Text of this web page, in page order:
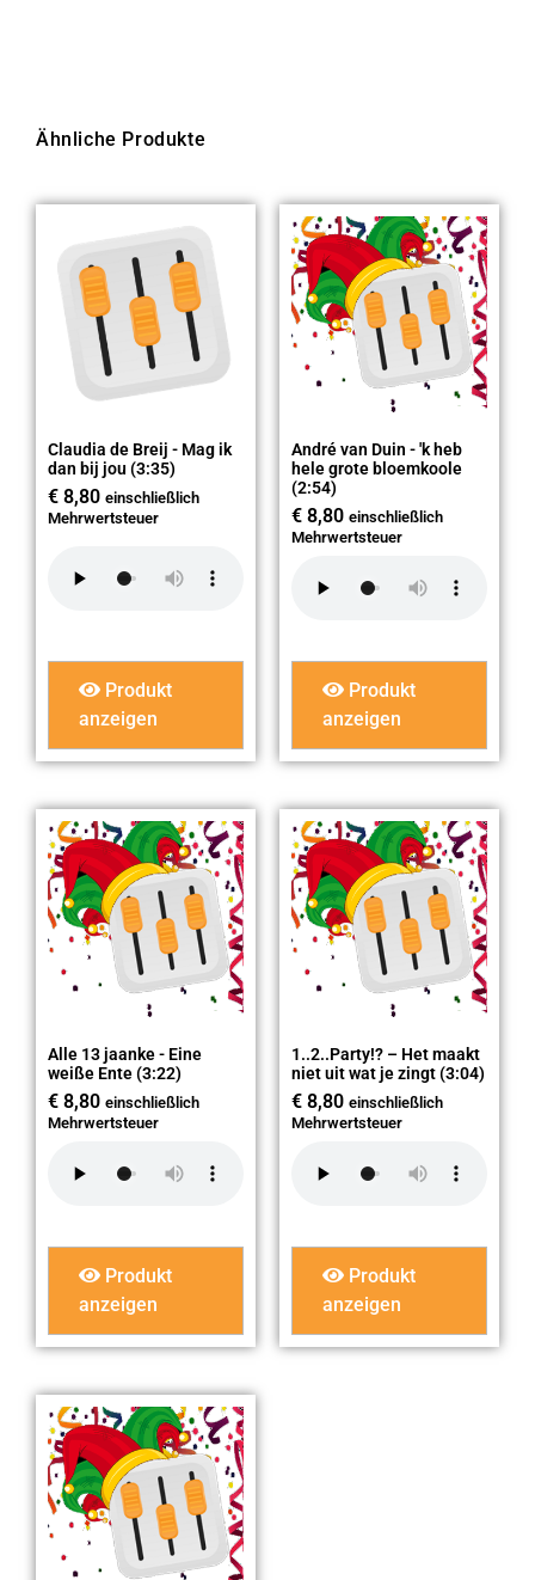
Ähnliche Produkte
Claudia de Breij - Mag ik
dan bij jou (3:35)
€ 8,80 einschließlich
Mehrwertsteuer
Produkt
anzeigen
André van Duin - 'k heb
hele grote bloemkoole
(2:54)
€ 8,80 einschließlich
Mehrwertsteuer
Produkt
anzeigen
Alle 13 jaanke - Eine
weiße Ente (3:22)
€ 8,80 einschließlich
Mehrwertsteuer
Produkt
anzeigen
1..2..Party!? – Het maakt
niet uit wat je zingt (3:04)
€ 8,80 einschließlich
Mehrwertsteuer
Produkt
anzeigen